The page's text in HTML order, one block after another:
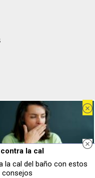
el bostezo
tu cerebro al ver
la cal
la cal del baño con estos
consejos